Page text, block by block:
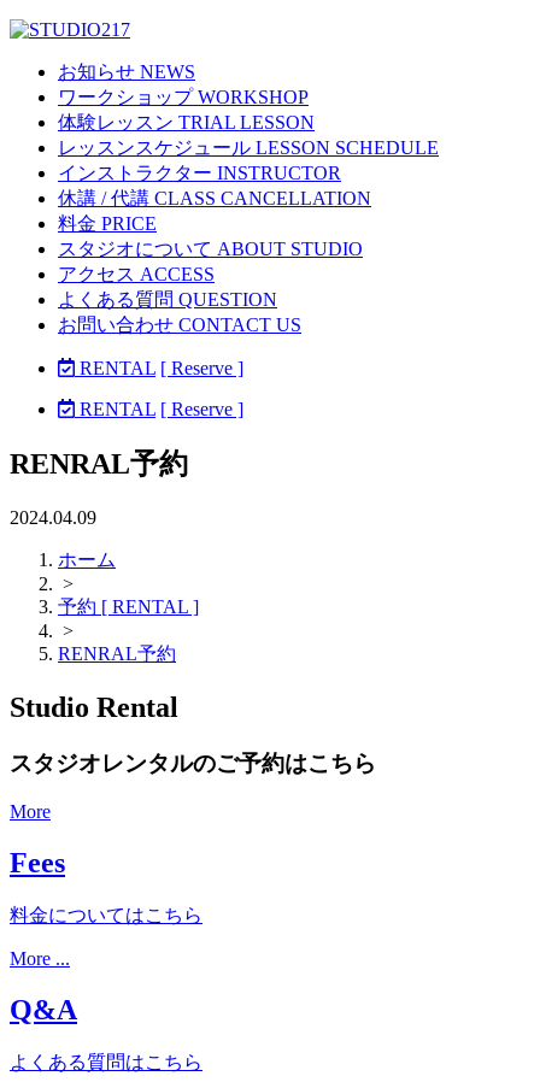
お知らせ NEWS
ワークショップ WORKSHOP
体験レッスン TRIAL LESSON
レッスンスケジュール LESSON SCHEDULE
インストラクター INSTRUCTOR
休講 / 代講 CLASS CANCELLATION
料金 PRICE
スタジオについて ABOUT STUDIO
アクセス ACCESS
よくある質問 QUESTION
お問い合わせ CONTACT US
RENTAL [ Reserve ]
RENTAL [ Reserve ]
RENRAL予約
2024.04.09
ホーム
>
予約 [ RENTAL ]
>
RENRAL予約
Studio Rental
スタジオレンタルのご予約はこちら
More
Fees
料金についてはこちら
More ...
Q&A
よくある質問はこちら